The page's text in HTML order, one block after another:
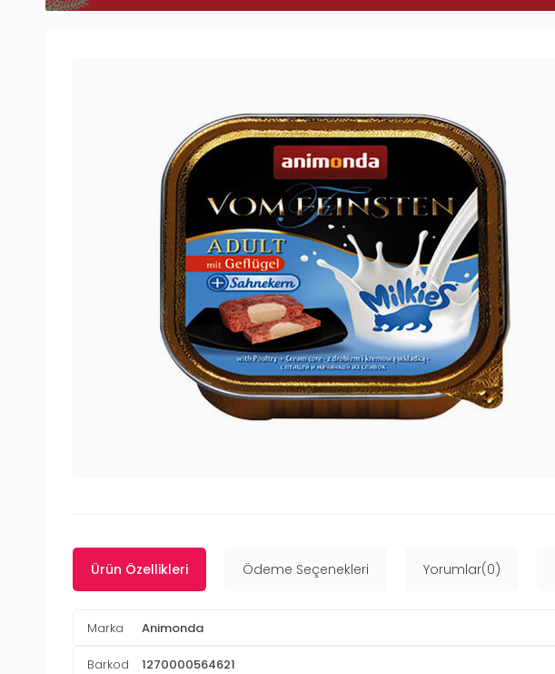
Ürün Özellikleri Ödeme Seçenekleri Yorumlar(0)
Marka Animonda
Barkod 1270000564621